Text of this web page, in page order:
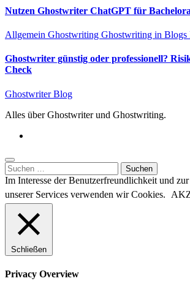
Nutzen Ghostwriter ChatGPT für
Allgemein Ghostwriting Ghostwriting in Blogs
Ghostwriter günstig oder professionell?
Check
Ghostwriter Blog
Alles über Ghostwriter und Ghostwriting.
Suchen
nach:
Im Interesse der Benutzerfreundlichkeit und zur
unserer Services verwenden wir Cookies.
Schließen
Privacy Overview